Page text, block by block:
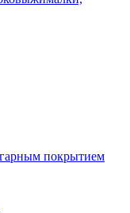
покрытием